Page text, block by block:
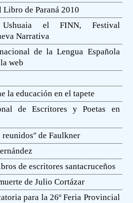
Libro de Paraná 2010
el FINN, Festival
Narrativa
de la Lengua Española
web
la educación en el tapete
de Escritores y Poetas en
reunidos'' de Faulkner
de escritores santacruceños
de Julio Cortázar
para la 26º Feria Provincial